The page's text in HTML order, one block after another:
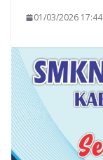
01/03/2026 17:44